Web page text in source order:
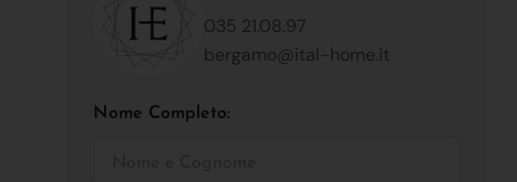
035 21.08.97
bergamo@ital-home.it
Nome Completo: